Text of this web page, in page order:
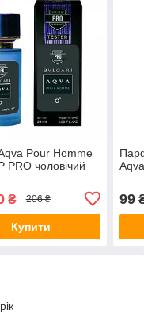
Pour Homme
чоловічий
₴ 206 ₴
Купити
99